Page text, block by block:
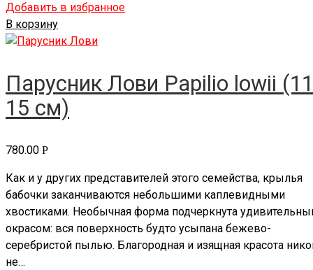
Добавить в избранное
В корзину
Парусник Лови Papilio lowii
15 см)
780.00 Р
Как и у других представителей этого семейства, крылья
бабочки заканчиваются небольшими каплевидными
хвостиками. Необычная форма подчеркнута
окрасом: вся поверхность будто усыпана бежево-
серебристой пылью. Благородная и изящная красота
не…